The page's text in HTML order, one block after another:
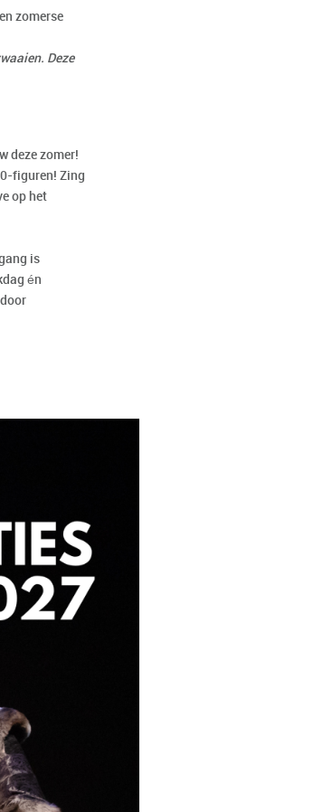
zomerse
Deze
deze zomer!
figuren! Zing
op het
is
én